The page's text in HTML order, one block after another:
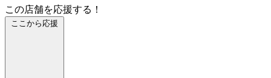
この店舗を応援する！
ここから応援